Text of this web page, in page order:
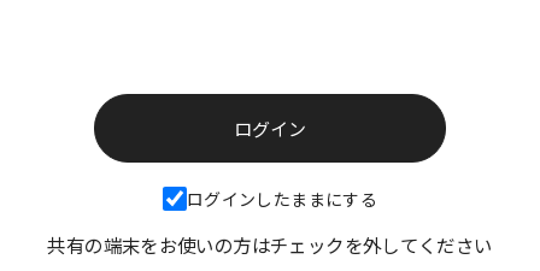
ログインしたままにする
共有の端末をお使いの方はチェックを外してください